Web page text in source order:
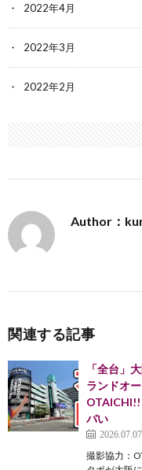
2022年4月
2022年3月
2022年2月
Author：
関連する記事
「全台」
ランドオ
バい
2026.07.07
撮影協力：